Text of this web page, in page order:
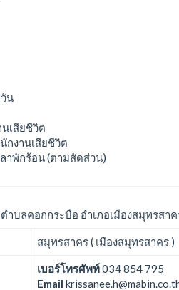
น
เสียชีวิต
กงานเสียชีวิต
าพักร้อน (ตามสัดส่วน)
บลคอกกระบือ อำเภอเมืองสมุทรสา
สมุทรสาคร ( เมืองสมุทรสาคร )
เบอร์โทรศัพท์034 854 795
Email